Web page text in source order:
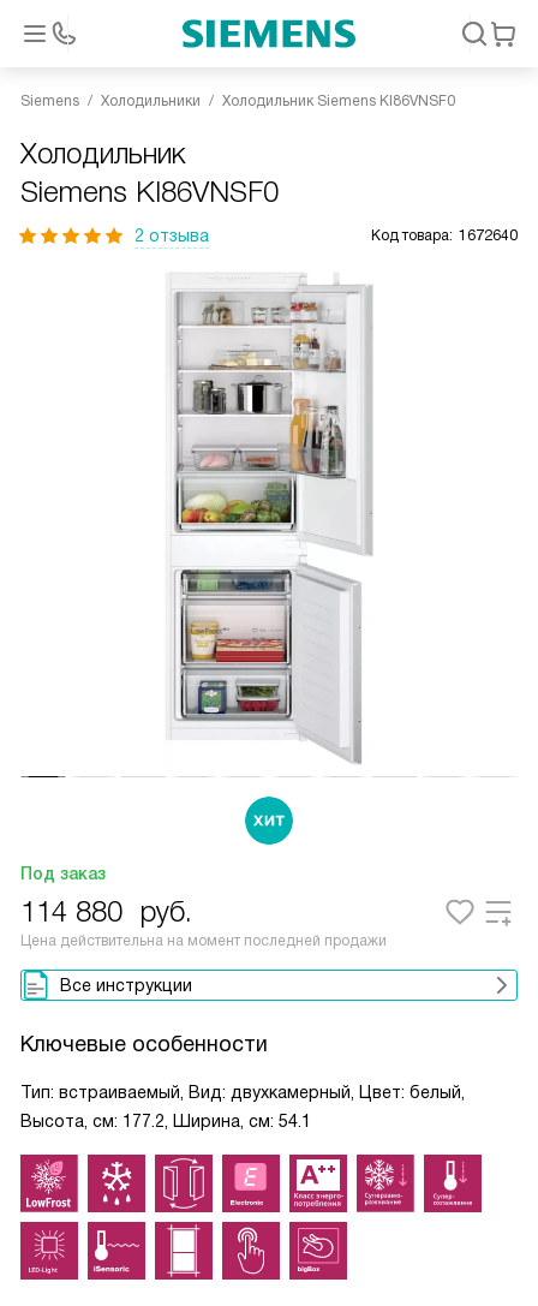
Siemens Холодильники Холодильник Siemens KI86VNSF0
Холодильник
Siemens KI86VNSF0
2 отзыва Код товара: 1672640
Под заказ
114 880 руб.
Цена действительна на момент последней продажи
Все инструкции
Ключевые особенности
Тип: встраиваемый, Вид: двухкамерный, Цвет: белый,
Высота, см: 177.2, Ширина, см: 54.1